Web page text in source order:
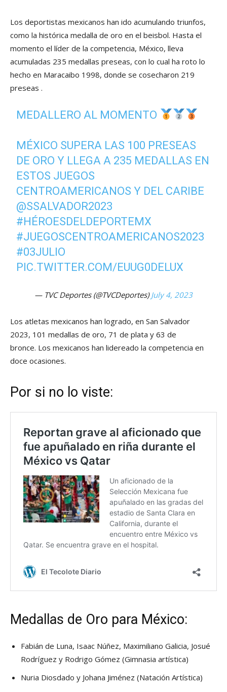
Los deportistas mexicanos han ido acumulando triunfos,
como la histórica medalla de oro en el beisbol. Hasta el
momento el líder de la competencia, México, lleva
acumuladas 235 medallas preseas, con lo cual ha roto lo
hecho en Maracaibo 1998, donde se cosecharon 219
preseas .
MEDALLERO AL MOMENTO
MÉXICO SUPERA LAS 100 PRESEAS
DE ORO Y LLEGA A 235 MEDALLAS EN
ESTOS JUEGOS
CENTROAMERICANOS Y DEL CARIBE
@SSALVADOR2023
#HÉROESDELDEPORTEMX
#JUEGOSCENTROAMERICANOS2023
#03JULIO
PIC.TWITTER.COM/EUUG0DELUX
— TVC Deportes (@TVCDeportes)July 4, 2023
Los atletas mexicanos han logrado, en San Salvador
2023, 101 medallas de oro, 71 de plata y 63 de
bronce. Los mexicanos han lidereado la competencia en
doce ocasiones.
Por si no lo viste:
Medallas de Oro para México:
Fabián de Luna, Isaac Núñez, Maximiliano Galicia, Josué
Rodríguez y Rodrigo Gómez (Gimnasia artística)
Nuria Diosdado y Johana Jiménez (Natación Artística)